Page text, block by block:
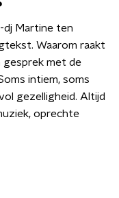
dj Martine ten
Waarom raakt
gesprek met de
intiem, soms
gezelligheid. Altijd
oprechte